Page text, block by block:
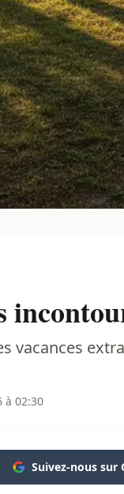
vacances
à 02:30
Suivez-nous sur